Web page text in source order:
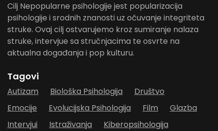
Cilj Nepopularne psihologije jest popularizacija
psihologije i srodnih znanosti uz očuvanje integriteta
struke. Ovaj cilj ostvarujemo kroz sumiranje nalaza
struke, intervjue sa stručnjacima te osvrte na
aktualna događanja i pop kulturu.
Tagovi
Autizam Biološka Psihologija
Društvo
Emocije
Evolucijska Psihologija Film
Glazba
Intervjui
Istraživanja
Kiberopsihologija